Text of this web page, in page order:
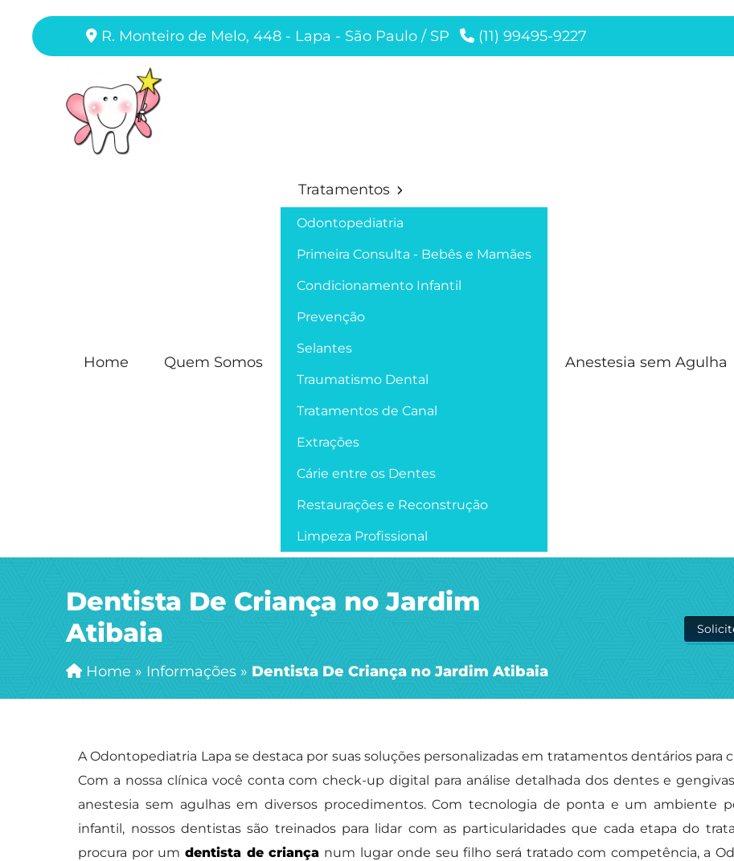
R. Monteiro de Melo, 448 - Lapa - São Paulo / SP (11) 99495-9227
Home Quem Somos
Tratamentos
Odontopediatria
Primeira Consulta - Bebês e Mamães
Condicionamento Infantil
Prevenção
Selantes
Traumatismo Dental
Tratamentos de Canal
Extrações
Cárie entre os Dentes
Restaurações e Reconstrução
Limpeza Profissional
Anestesia sem Agulha
Dentista De Criança no Jardim
Atibaia
Home » Informações » Dentista De Criança no Jardim Atibaia
A Odontopediatria Lapa se destaca por suas soluções personalizadas em tratamentos dentários para
Com a nossa clínica você conta com check-up digital para análise detalhada dos dentes e
anestesia sem agulhas em diversos procedimentos. Com tecnologia de ponta e um ambiente
infantil, nossos dentistas são treinados para lidar com as particularidades que cada etapa do
procura por umdentista de criança num lugar onde seu filho será tratado com competência, a